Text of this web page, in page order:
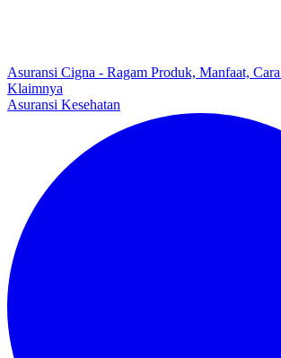
Asuransi Cigna - Ragam Produk, Manfaat,
Klaimnya
Asuransi Kesehatan